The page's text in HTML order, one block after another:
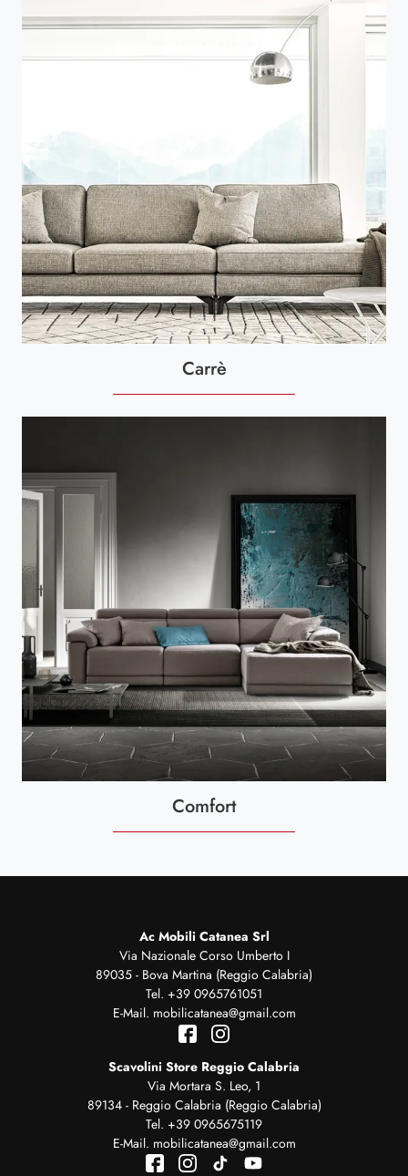
Carrè
Comfort
Ac Mobili Catanea Srl
Via Nazionale Corso Umberto I
89035 - Bova Martina (Reggio Calabria)
Tel. +39 0965761051
E-Mail. mobilicatanea@gmail.com
Scavolini Store Reggio Calabria
Via Mortara S. Leo, 1
89134 - Reggio Calabria (Reggio Calabria)
Tel. +39 0965675119
E-Mail. mobilicatanea@gmail.com